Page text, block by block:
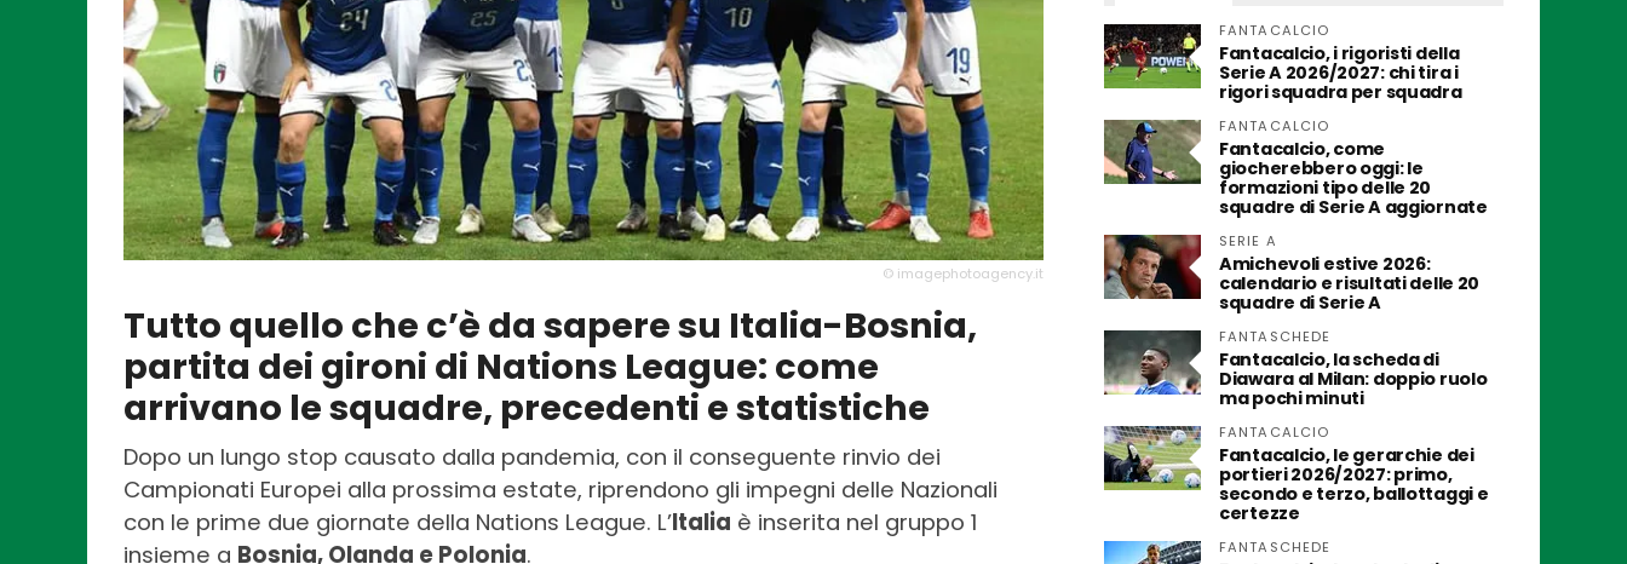
© imagephotoagency.it
Tutto quello che c’è da sapere su Italia-Bosnia,
partita dei gironi di Nations League: come
arrivano le squadre, precedenti e statistiche
Dopo un lungo stop causato dalla pandemia, con il conseguente rinvio dei
Campionati Europei alla prossima estate, riprendono gli impegni delle Nazionali
con le prime due giornate della Nations League. L’Italia è inserita nel gruppo 1
insieme a Bosnia, Olanda e Polonia.
FANTACALCIO
Fantacalcio, i rigoristi della
Serie A 2026/2027: chi tira i
rigori squadra per squadra
FANTACALCIO
Fantacalcio, come
giocherebbero oggi: le
formazioni tipo delle 20
squadre di Serie A aggiornate
SERIE A
Amichevoli estive 2026:
calendario e risultati delle 20
squadre di Serie A
FANTASCHEDE
Fantacalcio, la scheda di
Diawara al Milan: doppio ruolo
ma pochi minuti
FANTACALCIO
Fantacalcio, le gerarchie dei
portieri 2026/2027: primo,
secondo e terzo, ballottaggi e
certezze
FANTASCHEDE